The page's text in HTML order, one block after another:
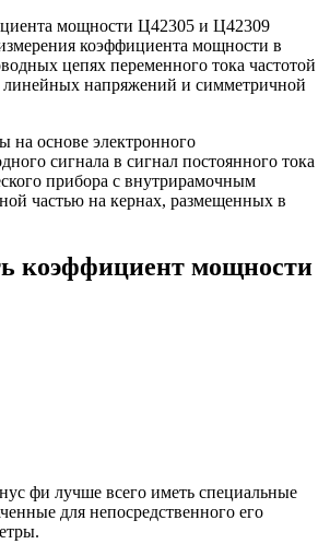
мощности Ц42305 и Ц42309
коэффициента мощности в
цепях переменного тока частотой
линейных напряжений и симметричной
основе электронного
сигнала в сигнал постоянного тока
прибора с внутрирамочным
частью на кернах, размещенных в
коэффициент мощности
фи лучше всего иметь специальные
для непосредственного его